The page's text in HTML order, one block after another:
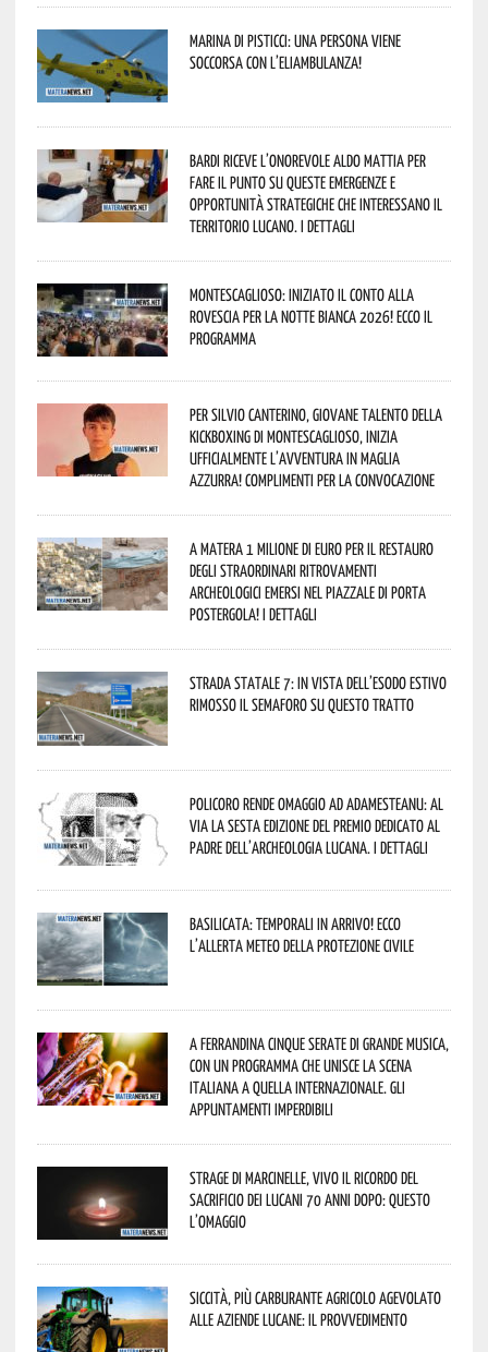
Marina di Pisticci: una persona viene
soccorsa con l’eliambulanza!
Bardi riceve l’onorevole Aldo Mattia per
fare il punto su queste emergenze e
opportunità strategiche che interessano il
territorio lucano. I dettagli
Montescaglioso: iniziato il conto alla
rovescia per la Notte Bianca 2026! Ecco il
programma
Per Silvio Canterino, giovane talento della
kickboxing di Montescaglioso, inizia
ufficialmente l’avventura in maglia
azzurra! Complimenti per la convocazione
A Matera 1 milione di euro per il restauro
degli straordinari ritrovamenti
archeologici emersi nel piazzale di Porta
Postergola! I dettagli
Strada statale 7: in vista dell’esodo estivo
rimosso il semaforo su questo tratto
Policoro rende omaggio ad Adamesteanu: al
via la sesta edizione del Premio dedicato al
padre dell’archeologia lucana. I dettagli
Basilicata: temporali in arrivo! Ecco
l’allerta meteo della Protezione civile
A Ferrandina cinque serate di grande musica,
con un programma che unisce la scena
italiana a quella internazionale. Gli
appuntamenti imperdibili
Strage di Marcinelle, vivo il ricordo del
sacrificio dei lucani 70 anni dopo: questo
l’omaggio
Siccità, più carburante agricolo agevolato
alle aziende lucane: il provvedimento